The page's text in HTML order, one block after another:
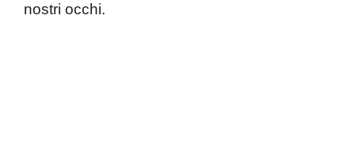
nostri occhi.